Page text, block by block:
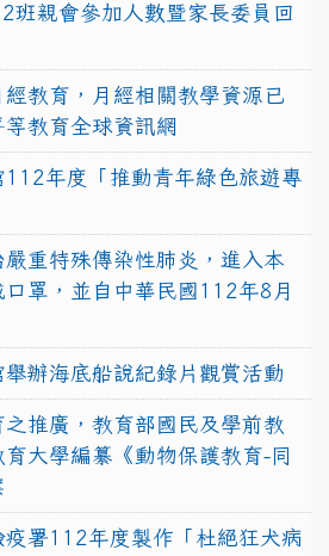
班親會參加人數暨家長委員回
教育，月經相關教學資源已
教育全球資訊網
112年度「推動青年綠色旅遊專
重特殊傳染性肺炎，進入本
罩，並自中華民國112年8月
辦海底船說紀錄片觀賞活動
推廣，教育部國民及學前教
大學編纂《動物保護教育-同
疫署112年度製作「杜絕狂犬病